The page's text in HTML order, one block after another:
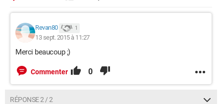
Revan80 1
13 sept. 2015 à 11:27
Merci beaucoup ;)
Commenter 0
RÉPONSE 2 / 2